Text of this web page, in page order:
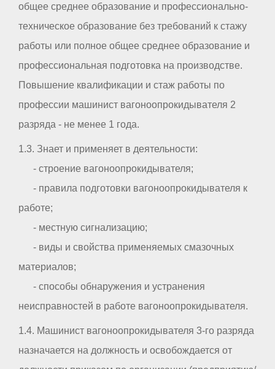
общее среднее образование и профессионально-
техническое образование без требований к стажу
работы или полное общее среднее образование и
профессиональная подготовка на производстве.
Повышение квалификации и стаж работы по
профессии машинист вагоноопрокидывателя 2
разряда - не менее 1 года.
1.3. Знает и применяет в деятельности:
- строение вагоноопрокидывателя;
- правила подготовки вагоноопрокидывателя к
работе;
- местную сигнализацию;
- виды и свойства применяемых смазочных
материалов;
- способы обнаружения и устранения
неисправностей в работе вагоноопрокидывателя.
1.4. Машинист вагоноопрокидывателя 3-го разряда
назначается на должность и освобождается от